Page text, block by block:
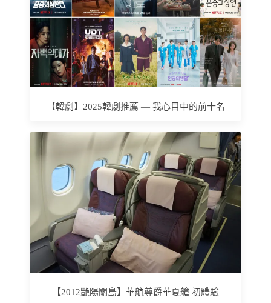
【韓劇】2025韓劇推薦 — 我心目中的前十名
【2012艷陽關島】華航尊爵華夏艙 初體驗